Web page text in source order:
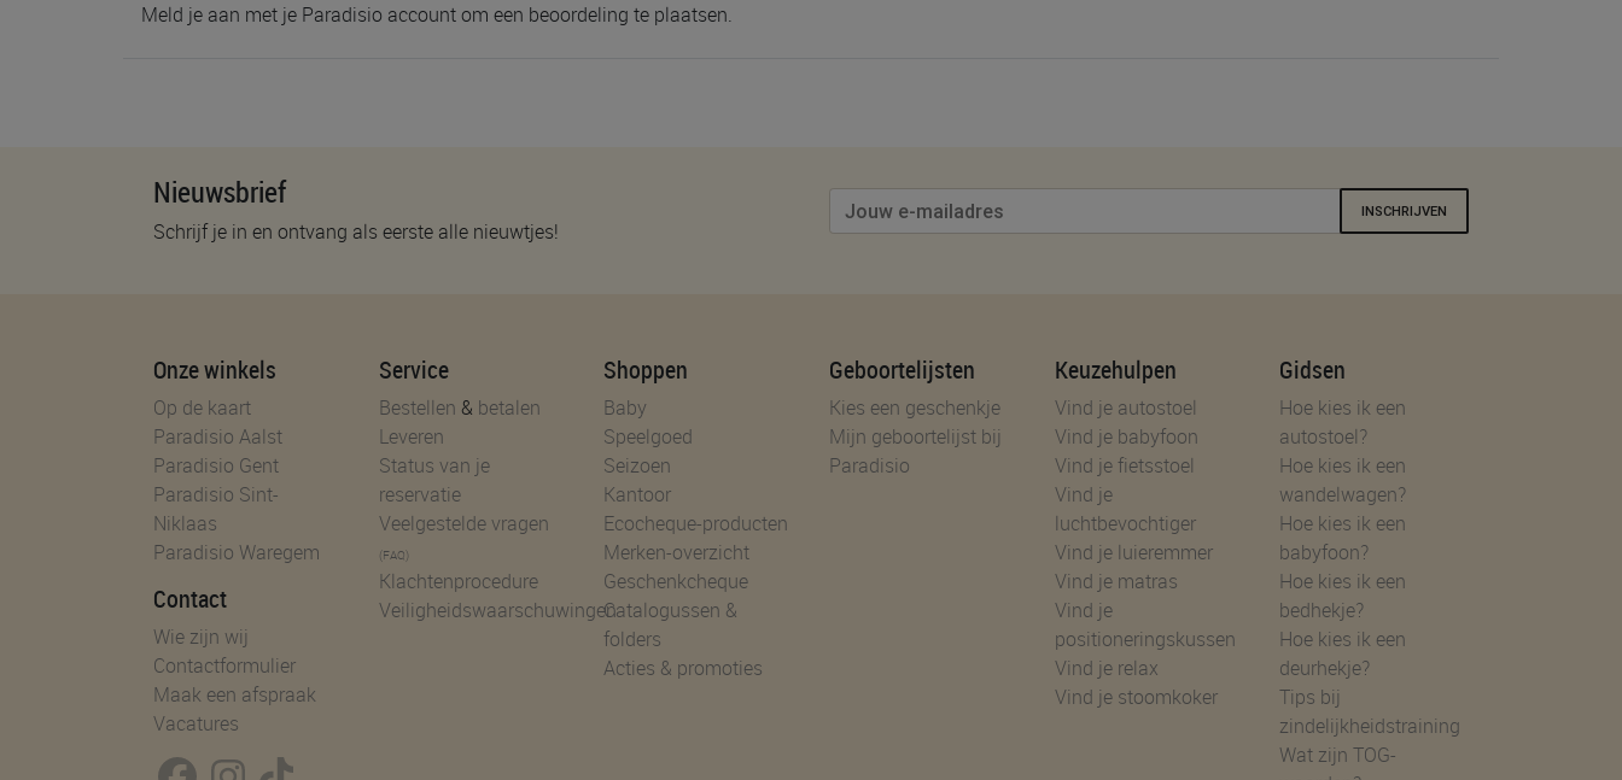
Meld je aan met je Paradisio account om een beoordeling te plaatsen.
Nieuwsbrief
Schrijf je in en ontvang als eerste alle nieuwtjes!
INSCHRIJVEN
Onze winkels
Op de kaart
Paradisio Aalst
Paradisio Gent
Paradisio Sint-
Niklaas
Paradisio Waregem
Contact
Wie zijn wij
Contactformulier
Maak een afspraak
Vacatures
Service
Bestellen & betalen
Leveren
Status van je
reservatie
Veelgestelde vragen
(FAQ)
Klachtenprocedure
Veiligheidswaarschuwingen
Shoppen
Baby
Speelgoed
Seizoen
Kantoor
Ecocheque-producten
Merken-overzicht
Geschenkcheque
Catalogussen &
folders
Acties & promoties
Geboortelijsten
Kies een geschenkje
Mijn geboortelijst bij
Paradisio
Keuzehulpen
Vind je autostoel
Vind je babyfoon
Vind je fietsstoel
Vind je
luchtbevochtiger
Vind je luieremmer
Vind je matras
Vind je
positioneringskussen
Vind je relax
Vind je stoomkoker
Gidsen
Hoe kies ik een
autostoel?
Hoe kies ik een
wandelwagen?
Hoe kies ik een
babyfoon?
Hoe kies ik een
bedhekje?
Hoe kies ik een
deurhekje?
Tips bij
zindelijkheidstraining
Wat zijn TOG-